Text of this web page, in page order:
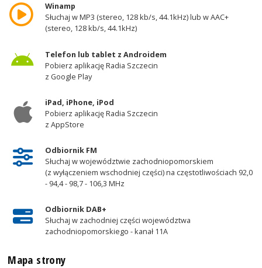
Winamp
Słuchaj w MP3 (stereo, 128 kb/s, 44.1kHz) lub w AAC+
(stereo, 128 kb/s, 44.1kHz)
Telefon lub tablet z Androidem
Pobierz aplikację Radia Szczecin
z Google Play
iPad, iPhone, iPod
Pobierz aplikację Radia Szczecin
z AppStore
Odbiornik FM
Słuchaj w województwie zachodniopomorskiem
(z wyłączeniem wschodniej części) na częstotliwościach 92,0
- 94,4 - 98,7 - 106,3 MHz
Odbiornik DAB+
Słuchaj w zachodniej części województwa
zachodniopomorskiego - kanał 11A
Mapa strony